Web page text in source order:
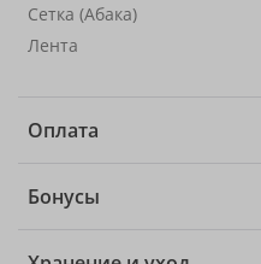
Сетка (Абака)
Лента
Оплата
Бонусы